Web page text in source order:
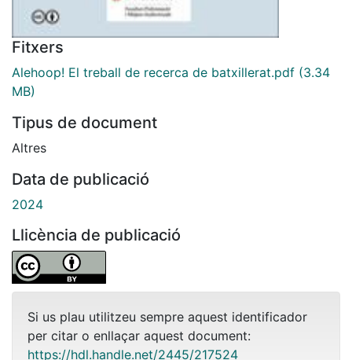
Fitxers
Alehoop! El treball de recerca de batxillerat.pdf (3.34
MB)
Tipus de document
Altres
Data de publicació
2024
Llicència de publicació
Si us plau utilitzeu sempre aquest identificador
per citar o enllaçar aquest document:
https://hdl.handle.net/2445/217524